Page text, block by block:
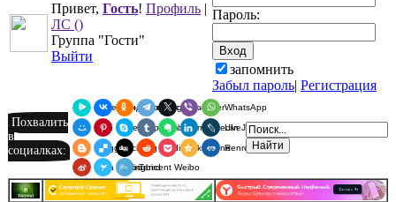
Привет, Гость! Профиль |
ЛС ()
Группа "Гости"
Выйти
Пароль:
запомнить
Забыл пароль| Регистрация
Похвалить
в
Я.Мессенджер
ВКонтакте
Одноклассники
Telegram
X ViberWhatsApp
Мой МирPinterest
SkypeTumblrEvernoteLinkedInLiveJournal